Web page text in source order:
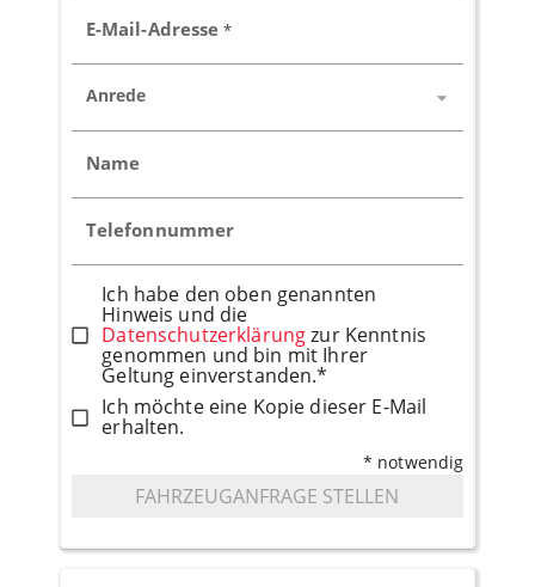
E-Mail-Adresse *
Anrede
Name
Telefonnummer
Ich habe den oben genannten
Hinweis und die
Datenschutzerklärungzur Kenntnis
genommen und bin mit Ihrer
Geltung einverstanden.*
Ich möchte eine Kopie dieser E-Mail
erhalten.
* notwendig
FAHRZEUGANFRAGE STELLEN